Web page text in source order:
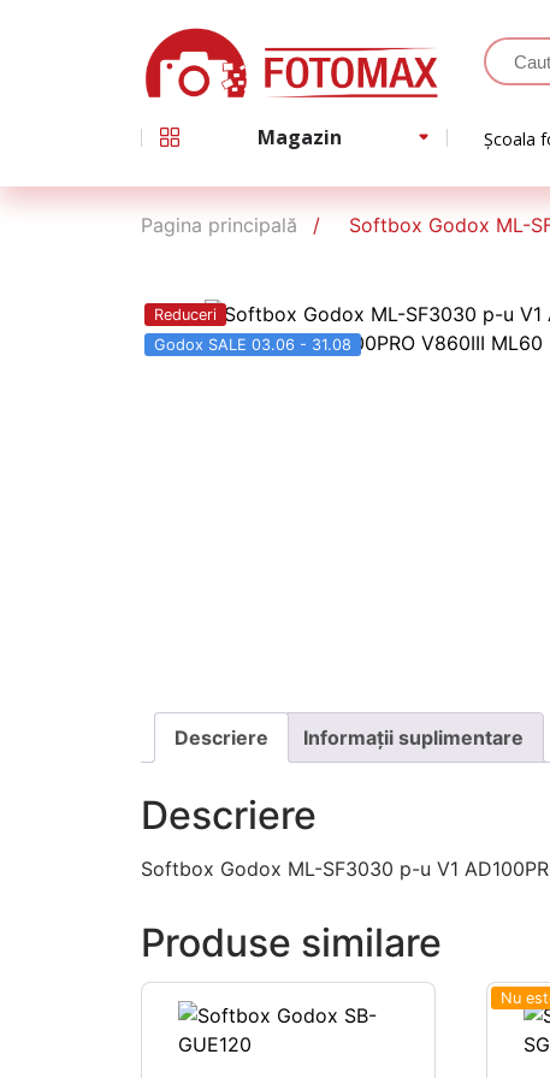
Magazin Școala
Pagina principală Softbox Godox ML-
Reduceri
Godox SALE 03.06 - 31.08
Descriere Informații suplimentare
Descriere
Softbox Godox ML-SF3030 p-u V1
Produse similare
Nu